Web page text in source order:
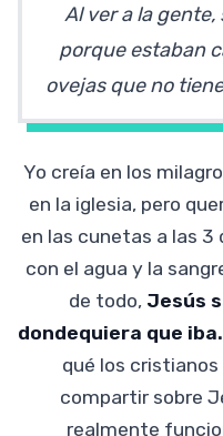
Al ver a la
porque estaban
ovejas que no
Yo creía en los
en la iglesia, pero
en las cunetas a las 3
con el agua y la
de todo, Jesús
dondequiera que iba.
qué los
compartir sobre
realmente